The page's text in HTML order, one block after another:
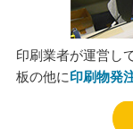
印刷業者が運営し
板の他に印刷物発